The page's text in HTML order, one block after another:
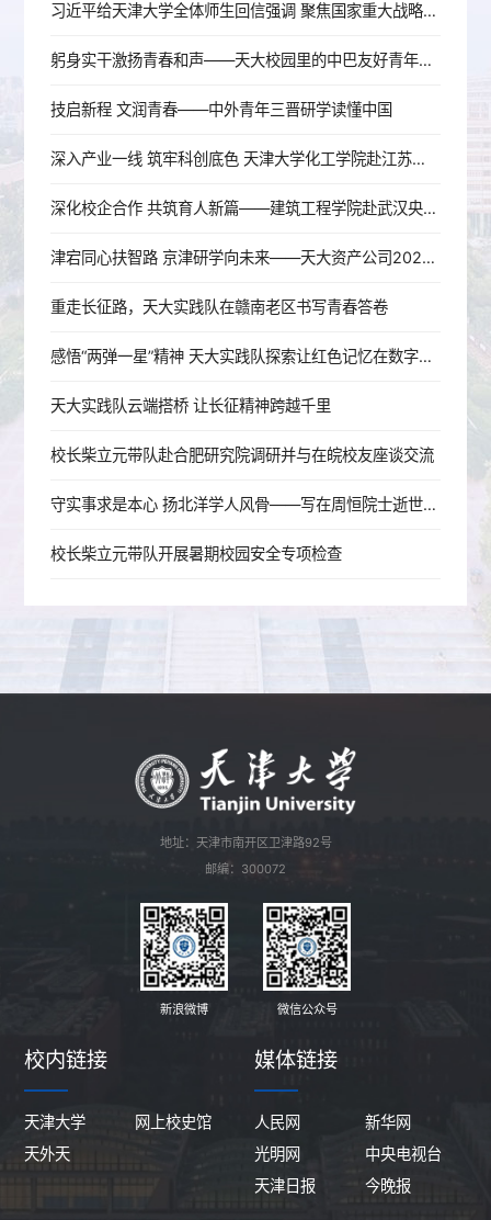
习近平给天津大学全体师生回信强调 聚焦国家重大战略需求提高人才培养质量 更好服务经济社会发展
躬身实干激扬青春和声——天大校园里的中巴友好青年使者
技启新程 文润青春——中外青年三晋研学读懂中国
深入产业一线 筑牢科创底色 天津大学化工学院赴江苏开展暑期实践
深化校企合作 共筑育人新篇——建筑工程学院赴武汉央企走访调研
津宕同心扶智路 京津研学向未来——天大资产公司2026年宕昌师生研学活动圆满结束
重走长征路，天大实践队在赣南老区书写青春答卷
感悟“两弹一星”精神 天大实践队探索让红色记忆在数字时代“活”起来
天大实践队云端搭桥 让长征精神跨越千里
校长柴立元带队赴合肥研究院调研并与在皖校友座谈交流
守实事求是本心 扬北洋学人风骨——写在周恒院士逝世一周年
校长柴立元带队开展暑期校园安全专项检查
地址：天津市南开区卫津路92号
邮编：300072
新浪微博 微信公众号
校内链接
天津大学
网上校史馆
天外天
媒体链接
人民网
新华网
光明网
中央电视台
天津日报
今晚报